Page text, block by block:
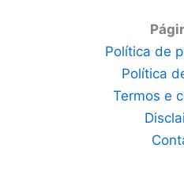
Política de
Política
Termos e